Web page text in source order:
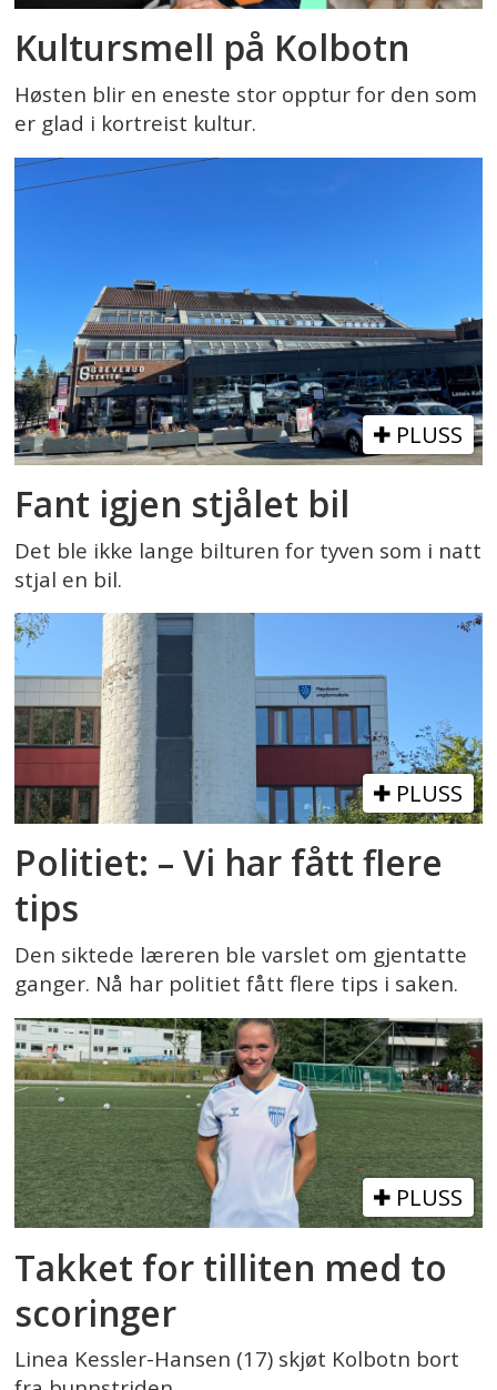
Kultursmell på Kolbotn
Høsten blir en eneste stor opptur for den som
er glad i kortreist kultur.
PLUSS
Fant igjen stjålet bil
Det ble ikke lange bilturen for tyven som i natt
stjal en bil.
PLUSS
Politiet: – Vi har fått flere
tips
Den siktede læreren ble varslet om gjentatte
ganger. Nå har politiet fått flere tips i saken.
PLUSS
Takket for tilliten med to
scoringer
Linea Kessler-Hansen (17) skjøt Kolbotn bort